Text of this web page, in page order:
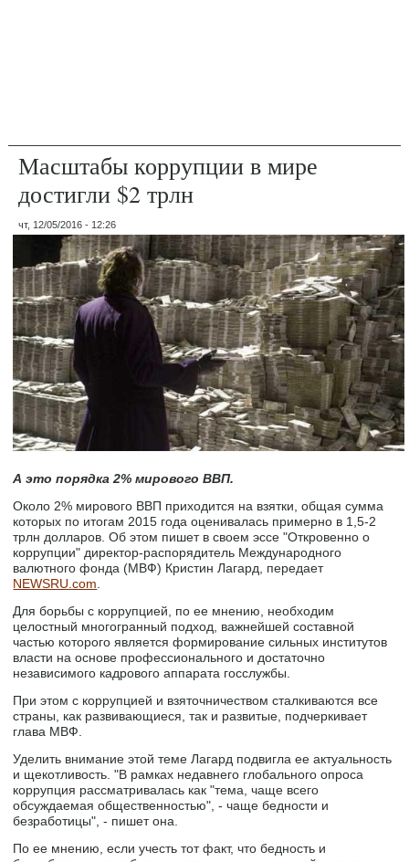
Масштабы коррупции в мире
достигли $2 трлн
чт, 12/05/2016 - 12:26
А это порядка 2% мирового ВВП.
Около 2% мирового ВВП приходится на взятки, общая сумма
которых по итогам 2015 года оценивалась примерно в 1,5-2
трлн долларов. Об этом пишет в своем эссе "Откровенно о
коррупции" директор-распорядитель Международного
валютного фонда (МВФ) Кристин Лагард, передает
NEWSRU.com
Для борьбы с коррупцией, по ее мнению, необходим
целостный многогранный подход, важнейшей составной
частью которого является формирование сильных институтов
власти на основе профессионального и достаточно
независимого кадрового аппарата госслужбы.
При этом с коррупцией и взяточничеством сталкиваются все
страны, как развивающиеся, так и развитые, подчеркивает
глава МВФ.
Уделить внимание этой теме Лагард подвигла ее актуальность
и щекотливость. "В рамках недавнего глобального опроса
коррупция рассматривалась как "тема, чаще всего
обсуждаемая общественностью", - чаще бедности и
безработицы", - пишет она.
По ее мнению, если учесть тот факт, что бедность и